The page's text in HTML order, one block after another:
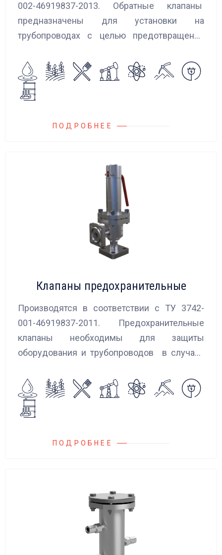
002-46919837-2013. Обратные клапаны
предназначены для установки на
трубопроводах с целью предотвращения
агрессивных жидкостей, эмульсий,
суспензий и пропуска их в прямом
направлении.
ПОДРОБНЕЕ
Клапаны предохранительные
Производятся в соответствии с ТУ 3742-
001-46919837-2011. Предохранительные
клапаны необходимы для защиты
оборудования и трубопроводов в случаях
сброса среды в систему низкого давления.
ПОДРОБНЕЕ